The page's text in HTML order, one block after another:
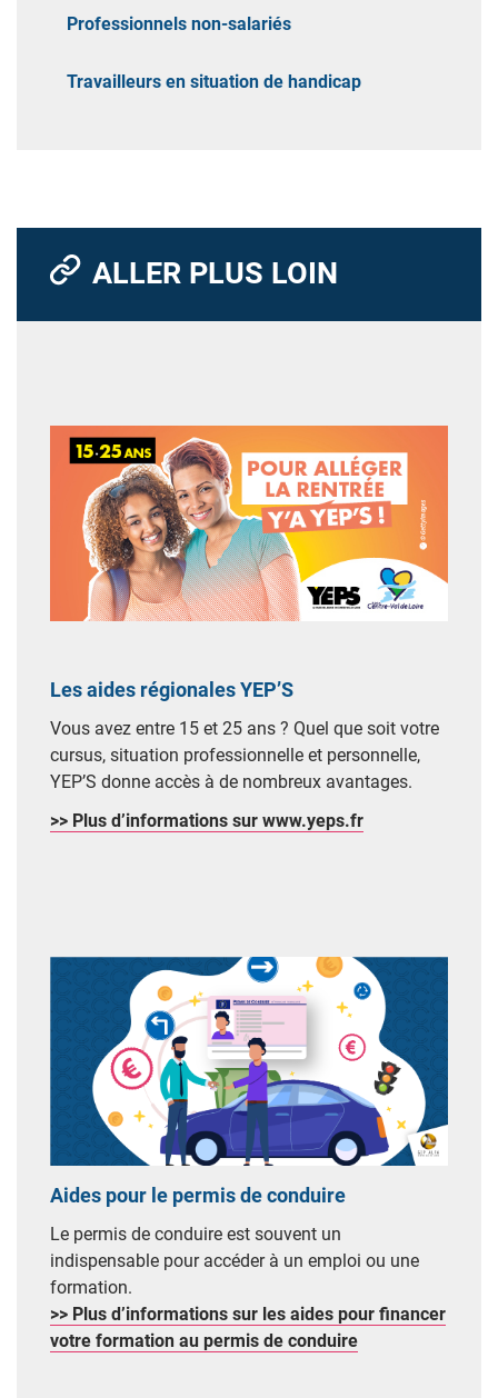
Professionnels non-salariés
Travailleurs en situation de handicap
ALLER PLUS LOIN
Les aides régionales YEP’S
Vous avez entre 15 et 25 ans ? Quel que soit votre
cursus, situation professionnelle et personnelle,
YEP’S donne accès à de nombreux avantages.
>> Plus d’informations sur www.yeps.fr
Aides pour le permis de conduire
Le permis de conduire est souvent un
indispensable pour accéder à un emploi ou une
formation.
>> Plus d’informations sur les aides pour financer
votre formation au permis de conduire